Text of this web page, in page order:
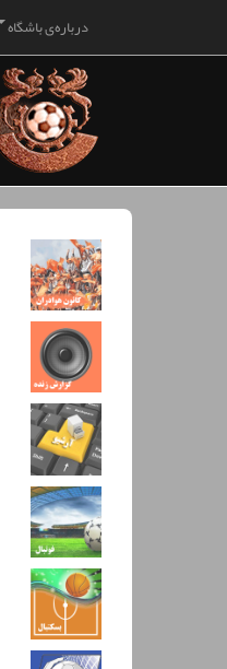
درباره‌ی باشگاه